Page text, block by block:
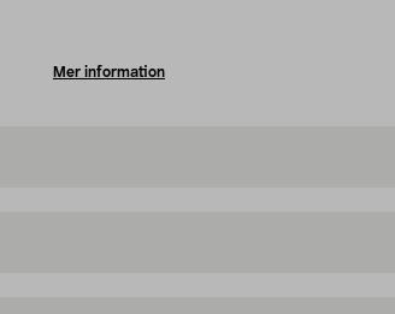
Mer information